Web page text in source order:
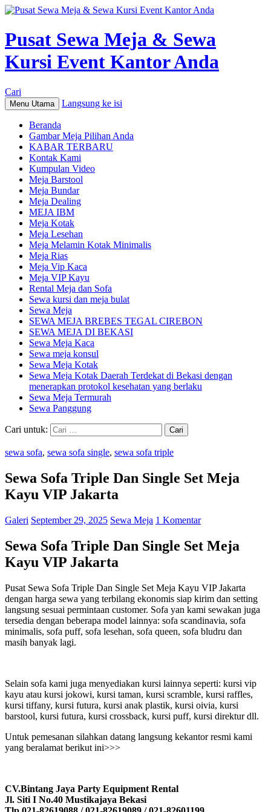
Pusat Sewa Meja & Sewa
Kursi Event Kantor Anda
Cari
Menu Utama Langsung ke isi
Beranda
Gambar Meja Pilihan Anda
KABAR TERBARU
Kontak Kami
Kumpulan Video
Meja Barstool
Meja Bundar
Meja Dealing
MEJA IBM
Meja Kotak
Meja Lesehan
Meja Melamin Kotak Minimalis
Meja Rias
Meja Vip Kaca
Meja VIP Kayu
Rental Meja dan Sofa
Sewa kursi dan meja bulat
Sewa Meja
SEWA MEJA BREBES TEGAL CIREBON
SEWA MEJA DI BEKASI
Sewa Meja Kaca
Sewa meja konsul
Sewa Meja Kotak
Sewa Meja Kotak Daerah Terdekat di Bekasi dengan
menerapkan protokol kesehatan yang berlaku
Sewa Meja Termurah
Sewa Panggung
Cari untuk:
sewa sofa, sewa sofa single, sewa sofa triple
Sewa Sofa Triple Dan Single Set Meja
Kayu VIP Jakarta
Galeri September 29, 2025 Sewa Meja 1 Komentar
Sewa Sofa Triple Dan Single Set Meja
Kayu VIP Jakarta
Pusat Sewa Sofa Triple Dan Single Set Meja Kayu VIP Jakarta
dengan harga sewa yang terbilang ekonomis siap kirim dan setting
langsung sesuai permintaan customer. Sofa yan kami sewakan juga
tersedia dengan beberapa model lainnya: sofa scandinavia, sofa
minimalis, sofa puff, sofa lesehan, sofa queen, sofa bludru dan
masih banyak lagi.
Selain sofa kami juga menyediakan kursi lainnya seperti: kursi vip
kayu atau kursi jokowi, kursi taman, kursi scramble, kursi raffles,
kursi tiffany, kursi futura, kursi anak plastik, kursi oivia, kursi
barstool, kursi futura, kursi crossback, kursi puff, kursi direktur dll.
Untuk pemesanan silahkan datang langsung kekantor resmi kami
yang beralamat berikut ini>>>
CV.Bintang Jaya Party Equipment Rental
Jl. Siti I No.40 Mustikajaya Bekasi